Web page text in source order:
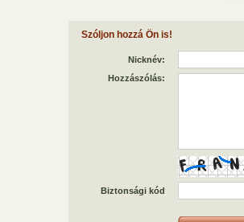
Szóljon hozzá Ön is!
Nicknév:
Hozzászólás:
Biztonsági kód